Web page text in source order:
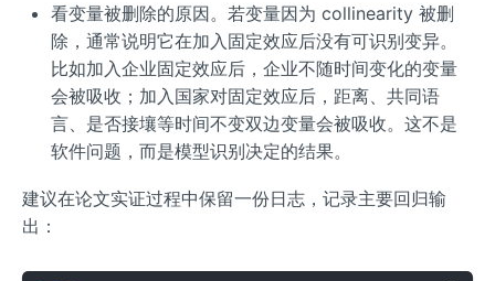
看变量被删除的原因。若变量因为 collinearity 被删
除，通常说明它在加入固定效应后没有可识别变异。
比如加入企业固定效应后，企业不随时间变化的变量
会被吸收；加入国家对固定效应后，距离、共同语
言、是否接壤等时间不变双边变量会被吸收。这不是
软件问题，而是模型识别决定的结果。
建议在论文实证过程中保留一份日志，记录主要回归输
出：